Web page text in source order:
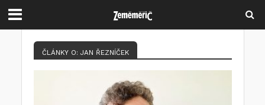
ČLÁNKY O: JAN ŘEZNÍČEK